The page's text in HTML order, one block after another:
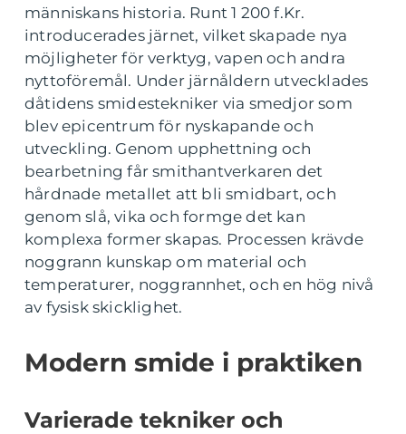
människans historia. Runt 1 200 f.Kr.
introducerades järnet, vilket skapade nya
möjligheter för verktyg, vapen och andra
nyttoföremål. Under järnåldern utvecklades
dåtidens smidestekniker via smedjor som
blev epicentrum för nyskapande och
utveckling. Genom upphettning och
bearbetning får smithantverkaren det
hårdnade metallet att bli smidbart, och
genom slå, vika och formge det kan
komplexa former skapas. Processen krävde
noggrann kunskap om material och
temperaturer, noggrannhet, och en hög nivå
av fysisk skicklighet.
Modern smide i praktiken
Varierade tekniker och